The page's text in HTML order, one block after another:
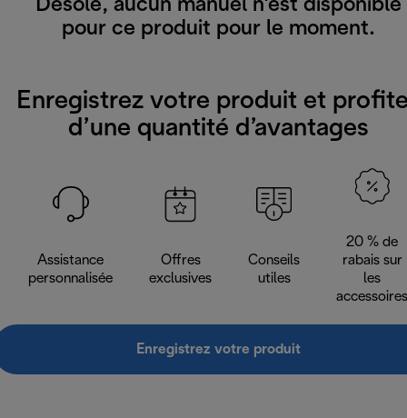
Désolé, aucun manuel n'est disponible
pour ce produit pour le moment.
Enregistrez votre produit et
d’une quantité d’avantages
Assistance
personnalisée
Offres
exclusives
Conseils
utiles
20 % de
rabais sur
les
accessoires
Enregistrez votre produit